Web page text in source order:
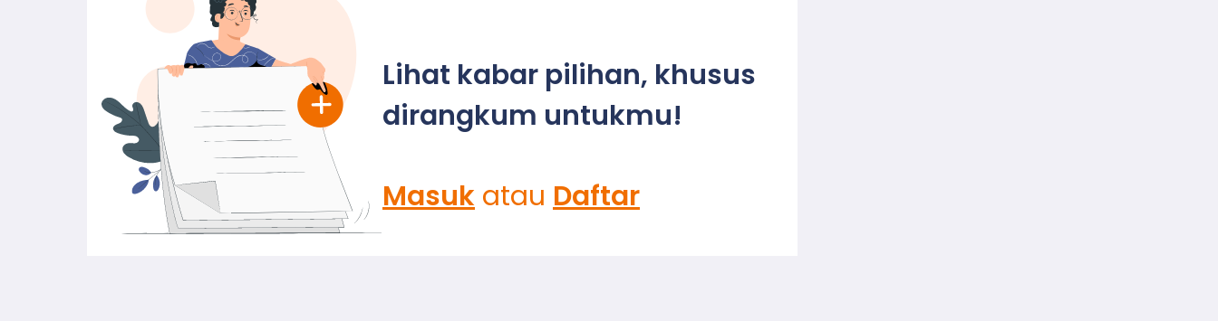
Lihat kabar pilihan, khusus
dirangkum untukmu!
Masuk atau Daftar